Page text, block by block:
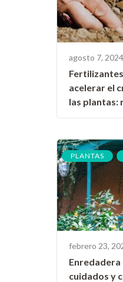
agosto 7, 2024
acelerar el
las plantas:
PLANTAS ,
febrero 23,
Enredadera
cuidados y